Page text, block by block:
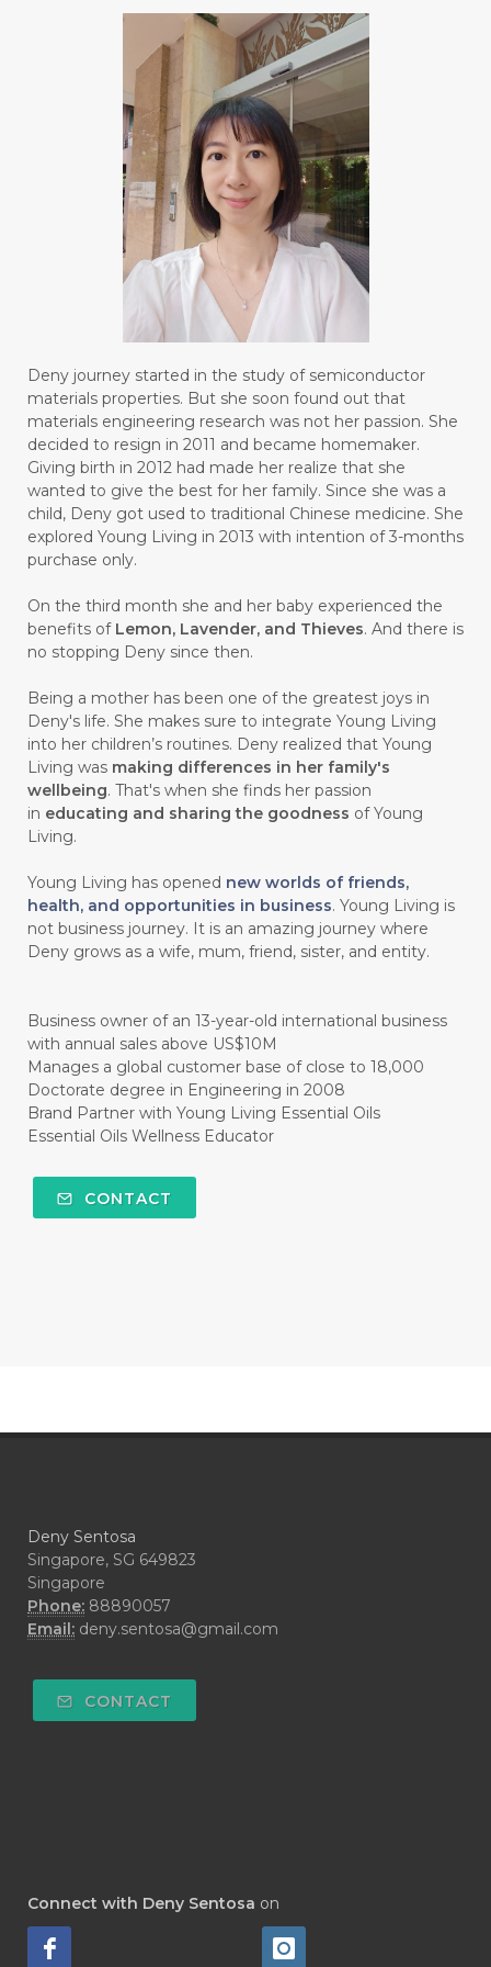
#BLUE LACE AGATE
#BLUSH
#BODY
#BOGOR
#BOO
#BOREDOM
#BOSAN
#BOTTLE
#BRAIN
#BRAIN FOG
#BRAIN POWER
#BRIGHTEN
#BROKEN
#BROWN
#BUAH
#BUILD
#BUKU
#BULAN
#BULAN HANTU
#BULANAN
#BUSINESS
#BUSTER
#CALM
#CALMING
#CANE #CAP
#CAPEK
#carasehatalami
#CAREER
#CARROT SEED
#CARVACROL
#CARVONE
#CEDARWOOD
#CEGAH
#CHANGE
#CHARCOAL BAR SOAP
#CHELATION
#CHEMICAL
#chemistryessentialoil
#CHILD
#chitosan
#CHOCOLATE
#CHOCOLESSENCE
#CHOLESTEROL
#CINNAMON BARK
#CIRCULATION
#CISTUS
#CITRINE
#CITRONELLA
#CLEANER
#CLEANING
#CLEANSER
#CLEAR
#CLOVE
#COCONUT OIL
#COKLAT
#COLD
#collagen
#COLON
#COLOR
#COMFORTONE
#COMPARISON
#CRAVING
#CREAM
#CUCI
#DECAY
#DEEP RELIEF
#DEMO
#DEODORANT
#DEPOK
#DETOKS
#DIAPERCREAM
#DIARRHOEA
#DIET
Deny journey started in the study of semiconductor
materials properties. But she soon found out that
materials engineering research was not her passion. She
decided to resign in 2011 and became homemaker.
Giving birth in 2012 had made her realize that she
wanted to give the best for her family. Since she was a
child, Deny got used to traditional Chinese medicine. She
explored Young Living in 2013 with intention of 3-months
purchase only.
On the third month she and her baby experienced the
benefits of Lemon, Lavender, and Thieves. And there is
no stopping Deny since then.
Being a mother has been one of the greatest joys in
Deny's life. She makes sure to integrate Young Living
into her children’s routines. Deny realized that Young
Living was making differences in her family's
wellbeing. That's when she finds her passion
in educating and sharing the goodness of Young
Living.
Young Living has opened new worlds of friends,
health, and opportunities in business. Young Living is
not business journey. It is an amazing journey where
Deny grows as a wife, mum, friend, sister, and entity.
Business owner of an 13-year-old international business
with annual sales above US$10M
Manages a global customer base of close to 18,000
Doctorate degree in Engineering in 2008
Brand Partner with Young Living Essential Oils
Essential Oils Wellness Educator
CONTACT
Deny Sentosa
Singapore, SG 649823
Singapore
Phone: 88890057
Email: deny.sentosa@gmail.com
CONTACT
Connect with Deny Sentosa on